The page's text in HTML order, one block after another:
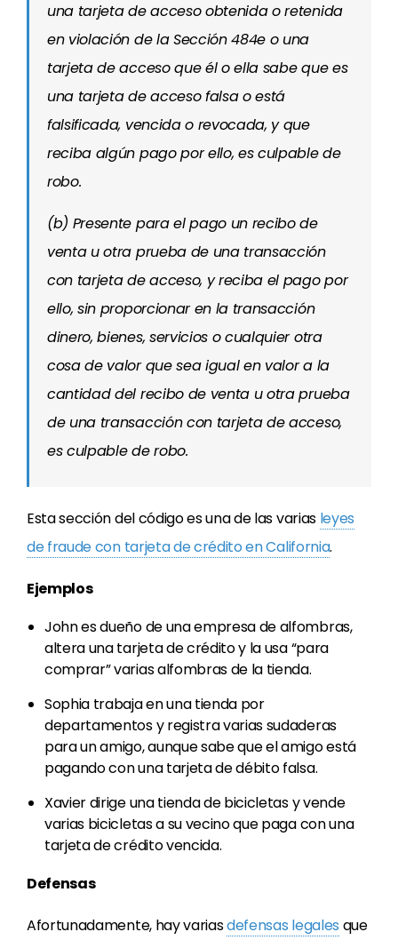
una tarjeta de acceso obtenida o retenida
en violación de la Sección 484e o una
tarjeta de acceso que él o ella sabe que es
una tarjeta de acceso falsa o está
falsificada, vencida o revocada, y que
reciba algún pago por ello, es culpable de
robo.
(b) Presente para el pago un recibo de
venta u otra prueba de una transacción
con tarjeta de acceso, y reciba el pago por
ello, sin proporcionar en la transacción
dinero, bienes, servicios o cualquier otra
cosa de valor que sea igual en valor a la
cantidad del recibo de venta u otra prueba
de una transacción con tarjeta de acceso,
es culpable de robo.
Esta sección del código es una de las varias leyes
de fraude con tarjeta de crédito en California.
Ejemplos
John es dueño de una empresa de alfombras,
altera una tarjeta de crédito y la usa “para
comprar” varias alfombras de la tienda.
Sophia trabaja en una tienda por
departamentos y registra varias sudaderas
para un amigo, aunque sabe que el amigo está
pagando con una tarjeta de débito falsa.
Xavier dirige una tienda de bicicletas y vende
varias bicicletas a su vecino que paga con una
tarjeta de crédito vencida.
Defensas
Afortunadamente, hay variasdefensas legales que